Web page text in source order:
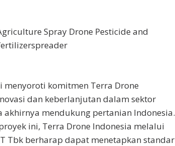
Spray Drone Pesticide and
menyoroti komitmen Terra Drone
dan keberlanjutan dalam sektor
akhirnya mendukung pertanian Indonesia.
ini, Terra Drone Indonesia melalui
Tbk berharap dapat menetapkan standar